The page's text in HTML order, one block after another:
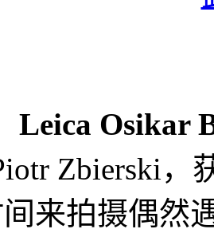
Leica Osikar
Zbierski，
来拍摄偶然